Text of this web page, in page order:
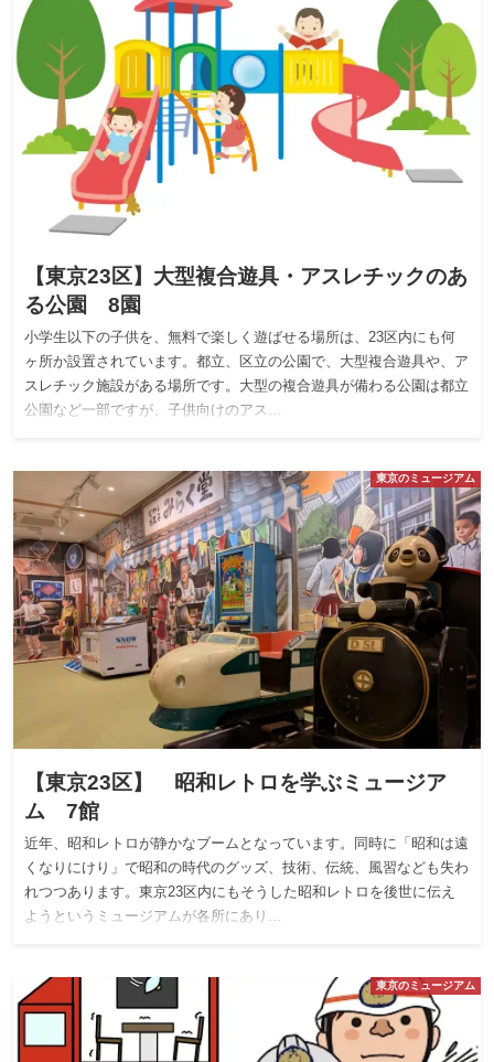
【東京23区】大型複合遊具・アスレチックのあ
る公園 8園
小学生以下の子供を、無料で楽しく遊ばせる場所は、23区内にも何
ヶ所か設置されています。都立、区立の公園で、大型複合遊具や、ア
スレチック施設がある場所です。大型の複合遊具が備わる公園は都立
公園など一部ですが、子供向けのアス…
東京のミュージアム
【東京23区】 昭和レトロを学ぶミュージア
ム 7館
近年、昭和レトロが静かなブームとなっています。同時に「昭和は遠
くなりにけり」で昭和の時代のグッズ、技術、伝統、風習なども失わ
れつつあります。東京23区内にもそうした昭和レトロを後世に伝え
ようというミュージアムが各所にあり…
東京のミュージアム